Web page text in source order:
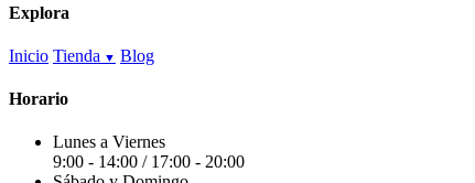
Explora
Inicio Tienda Blog
Horario
Lunes a Viernes
9:00 - 14:00 / 17:00 - 20:00